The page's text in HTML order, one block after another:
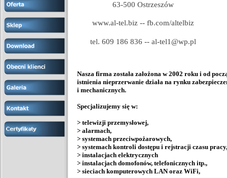
63-500 Ostrzeszów
www.al-tel.biz -- fb.com/altelbiz
tel. 609 186 836 -- al-tel1@wp.pl
Nasza firma została założona w 2002 roku i od
istnienia nieprzerwanie działa na rynku
i mechanicznych.
Specjalizujemy się w:
> telewizji przemysłowej,
> alarmach,
> systemach przeciwpożarowych,
> systemach kontroli dostępu i rejstracji czasu pracy,
> instalacjach elektrycznych
> instalacjach domofonów, telefonicznych itp.,
> sieciach komputerowych LAN oraz WiFi,